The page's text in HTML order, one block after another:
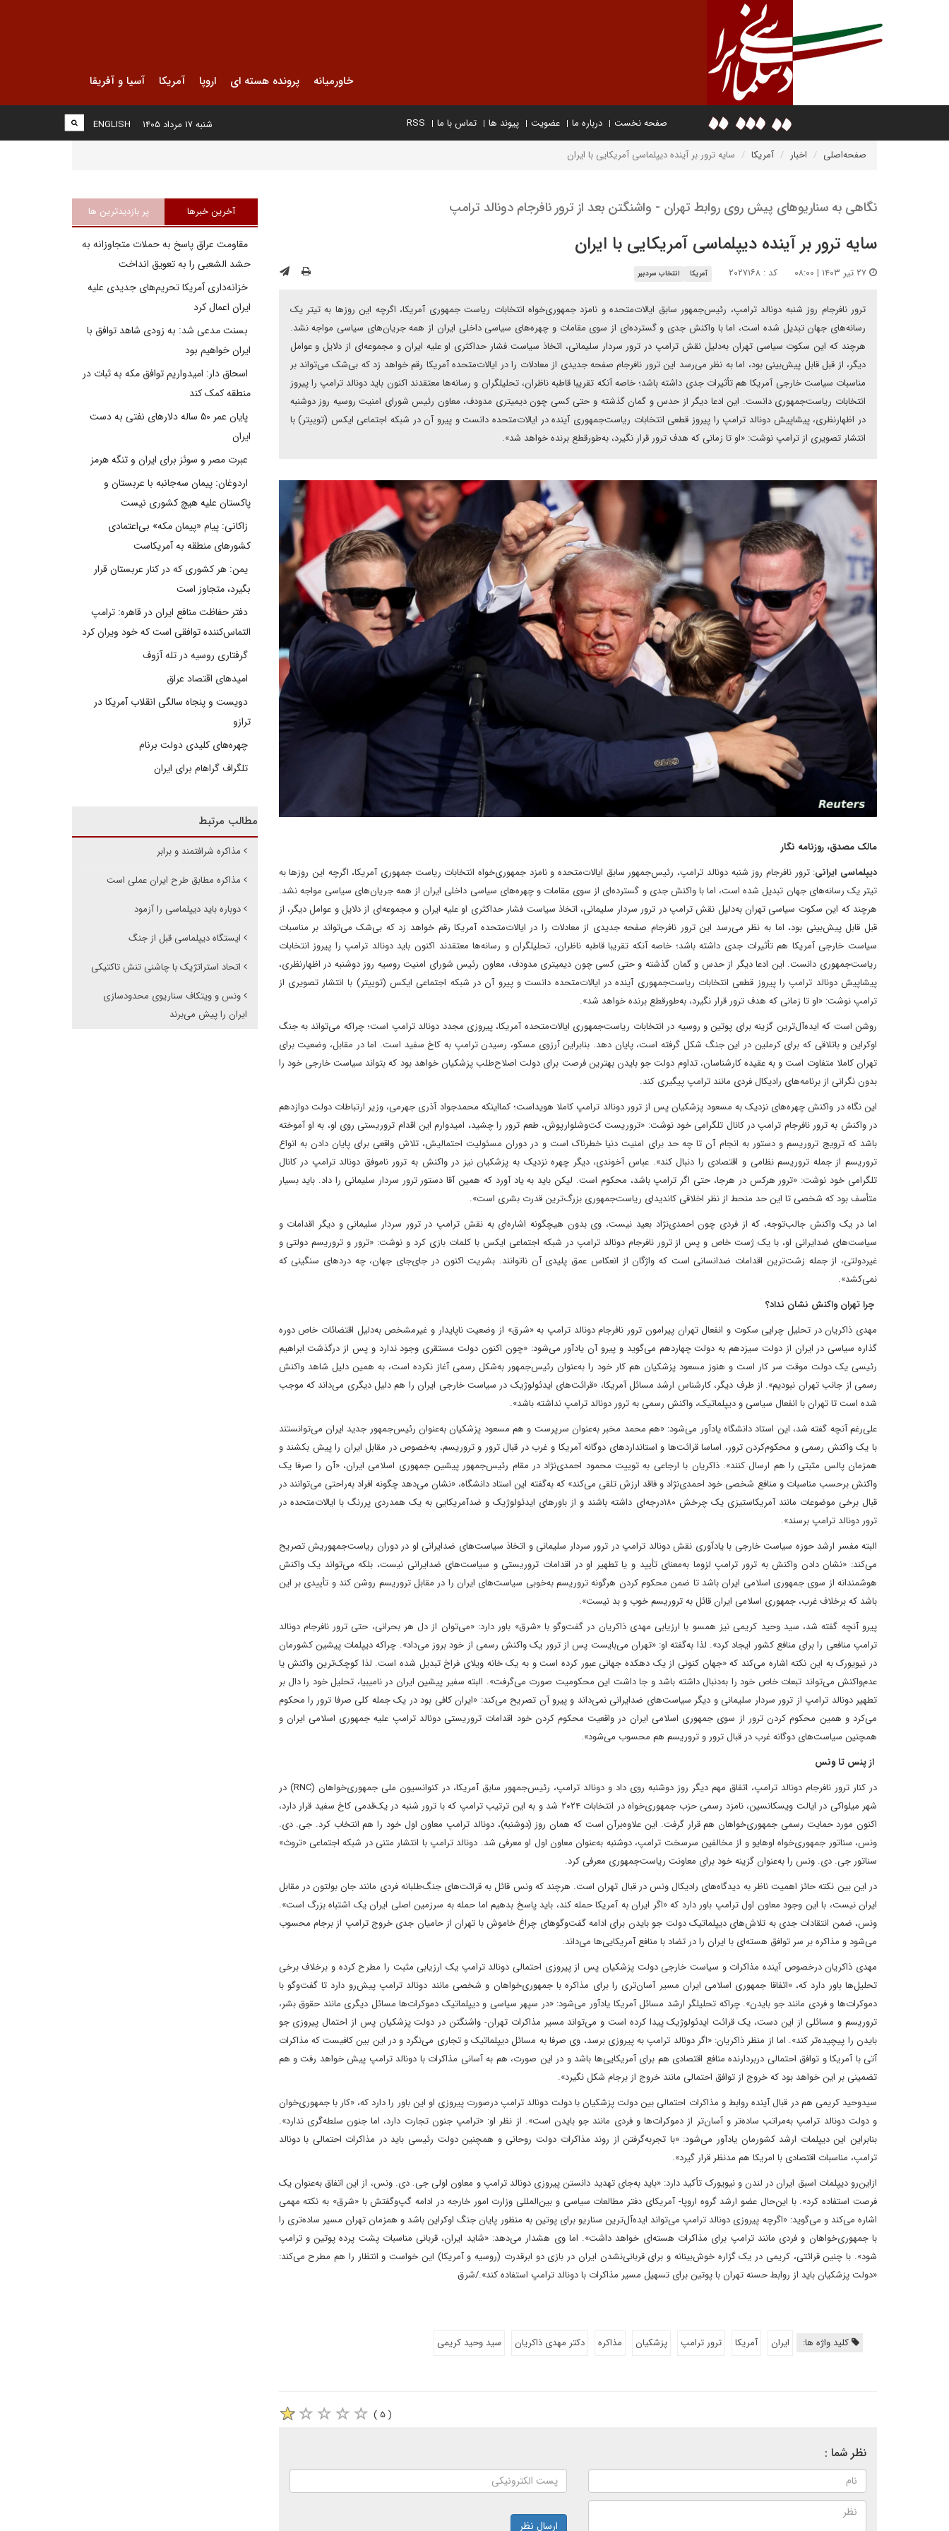
خاورمیانه پرونده هسته ای اروپا آمریکا آسیا و آفریقا
صفحه نخست درباره ما عضویت پیوند ها تماس با ما RSS
ENGLISH شنبه ۱۷ مرداد ۱۴۰۵
صفحه‌اصلی اخبار آمریکا سایه ترور بر آینده دیپلماسی آمریکایی با ایران
نگاهی به سناریوهای پیش روی روابط تهران - واشنگتن بعد از ترور نافرجام دونالد ترامپ
سایه ترور بر آینده دیپلماسی آمریکایی با ایران
کد : ۲۰۲۷۱۶۸ آمریکا انتخاب سردبیر
ترور نافرجام روز شنبه دونالد ترامپ، رئیس‌جمهور سابق ایالات‌متحده و نامزد جمهوری‌خواه انتخابات ریاست جمهوری آمریکا، اگرچه این روزها به تیتر یک
رسانه‌های جهان تبدیل شده است، اما با واکنش جدی و گسترده‌ای از سوی مقامات و چهره‌های سیاسی داخلی ایران از همه جریان‌های سیاسی مواجه نشد.
هرچند که این سکوت سیاسی تهران به‌دلیل نقش ترامپ در ترور سردار سلیمانی، اتخاذ سیاست فشار حداکثری او علیه ایران و مجموعه‌ای از دلایل و عوامل
دیگر، از قبل قابل پیش‌بینی بود، اما به نظر می‌رسد این ترور نافرجام صفحه جدیدی از معادلات را در ایالات‌متحده آمریکا رقم خواهد زد که بی‌شک می‌تواند بر
مناسبات سیاست خارجی آمریکا هم تأثیرات جدی داشته باشد؛ خاصه آنکه تقریبا قاطبه ناظران، تحلیلگران و رسانه‌ها معتقدند اکنون باید دونالد ترامپ را پیروز
انتخابات ریاست‌جمهوری دانست. این ادعا دیگر از حدس و گمان گذشته و حتی کسی چون دیمیتری مدودف، معاون رئیس شورای امنیت روسیه روز دوشنبه
در اظهارنظری، پیشاپیش دونالد ترامپ را پیروز قطعی انتخابات ریاست‌جمهوری آینده در ایالات‌متحده دانست و پیرو آن در شبکه اجتماعی ایکس (توییتر) با
انتشار تصویری از ترامپ نوشت: «او تا زمانی که هدف ترور قرار نگیرد، به‌طور‌قطع برنده خواهد شد».
مالک مصدق، روزنامه نگار
دیپلماسی ایرانی: ترور نافرجام روز شنبه دونالد ترامپ، رئیس‌جمهور سابق ایالات‌متحده و نامزد جمهوری‌خواه انتخابات ریاست جمهوری آمریکا، اگرچه این روزها به
تیتر یک رسانه‌های جهان تبدیل شده است، اما با واکنش جدی و گسترده‌ای از سوی مقامات و چهره‌های سیاسی داخلی ایران از همه جریان‌های سیاسی مواجه نشد.
هرچند که این سکوت سیاسی تهران به‌دلیل نقش ترامپ در ترور سردار سلیمانی، اتخاذ سیاست فشار حداکثری او علیه ایران و مجموعه‌ای از دلایل و عوامل دیگر، از
قبل قابل پیش‌بینی بود، اما به نظر می‌رسد این ترور نافرجام صفحه جدیدی از معادلات را در ایالات‌متحده آمریکا رقم خواهد زد که بی‌شک می‌تواند بر مناسبات
سیاست خارجی آمریکا هم تأثیرات جدی داشته باشد؛ خاصه آنکه تقریبا قاطبه ناظران، تحلیلگران و رسانه‌ها معتقدند اکنون باید دونالد ترامپ را پیروز انتخابات
ریاست‌جمهوری دانست. این ادعا دیگر از حدس و گمان گذشته و حتی کسی چون دیمیتری مدودف، معاون رئیس شورای امنیت روسیه روز دوشنبه در اظهارنظری،
پیشاپیش دونالد ترامپ را پیروز قطعی انتخابات ریاست‌جمهوری آینده در ایالات‌متحده دانست و پیرو آن در شبکه اجتماعی ایکس (توییتر) با انتشار تصویری از
ترامپ نوشت: «او تا زمانی که هدف ترور قرار نگیرد، به‌طور‌قطع برنده خواهد شد».
روشن است که ایده‌آل‌ترین گزینه برای پوتین و روسیه در انتخابات ریاست‌جمهوری ایالات‌متحده آمریکا، پیروزی مجدد دونالد ترامپ است؛ چرا‌که می‌تواند به جنگ
اوکراین و باتلاقی که برای کرملین در این جنگ شکل گرفته است، پایان دهد. بنابراین آرزوی مسکو، رسیدن ترامپ به کاخ سفید است. اما در مقابل، وضعیت برای
تهران کاملا متفاوت است و به عقیده کارشناسان، تداوم دولت جو بایدن بهترین فرصت برای دولت اصلاح‌طلب پزشکیان خواهد بود که بتواند سیاست خارجی خود را
بدون نگرانی از برنامه‌های رادیکال فردی مانند ترامپ پیگیری کند.
این نگاه در واکنش چهره‌های نزدیک به مسعود پزشکیان پس از ترور دونالد ترامپ کاملا هویداست؛ کما‌اینکه محمدجواد آذری جهرمی، وزیر ارتباطات دولت دوازدهم
در واکنش به ترور نافرجام ترامپ در کانال تلگرامی خود نوشت: «تروریست کت‌و‌شلوارپوش، طعم ترور را چشید، امیدوارم این اقدام تروریستی روی او، به او آموخته
باشد که ترویج تروریسم و دستور به انجام آن تا چه حد برای امنیت دنیا خطرناک است و در دوران مسئولیت احتمالیش، تلاش واقعی برای پایان دادن به انواع
تروریسم از جمله تروریسم نظامی و اقتصادی را دنبال کند». عباس آخوندی، دیگر چهره نزدیک به پزشکیان نیز در واکنش به ترور ناموفق دونالد ترامپ در کانال
تلگرامی خود نوشت: «ترور هرکس در هرجا، حتی اگر ترامپ باشد، محکوم است. لیکن باید به یاد آورد که همین آقا دستور ترور سردار سلیمانی را داد. باید بسیار
متأسف بود که شخصی تا این حد منحط از نظر اخلاقی کاندیدای ریاست‌جمهوری بزرگ‌ترین قدرت بشری است».
اما در یک واکنش جالب‌توجه، که از فردی چون احمدی‌نژاد بعید نیست، وی بدون هیچگونه اشاره‌ای به نقش ترامپ در ترور سردار سلیمانی و دیگر اقدامات و
سیاست‌های ضدایرانی او، با یک ژست خاص و پس از ترور نافرجام دونالد ترامپ در شبکه اجتماعی ایکس با کلمات بازی کرد و نوشت: «ترور و تروریسم دولتی و
غیردولتی، از جمله زشت‌ترین اقدامات ضد‌انسانی است که واژگان از انعکاس عمق پلیدی آن ناتوانند. بشریت اکنون در جای‌جای جهان، چه دردهای سنگینی که
نمی‌کشد».
چرا تهران واکنش نشان نداد؟
مهدی ذاکریان در تحلیل چرایی سکوت و انفعال تهران پیرامون ترور نافرجام دونالد ترامپ به «شرق» از وضعیت ناپایدار و غیرمشخص به‌دلیل اقتضائات خاص دوره
گذاره سیاسی در ایران از دولت سیزدهم به دولت چهاردهم می‌گوید و پیرو آن یادآور می‌شود: «چون اکنون دولت مستقری وجود ندارد و پس از درگذشت ابراهیم
رئیسی یک دولت موقت سر کار است و هنوز مسعود پزشکیان هم کار خود را به‌عنوان رئیس‌جمهور به‌شکل رسمی آغاز نکرده است، به همین دلیل شاهد واکنش
رسمی از جانب تهران نبودیم». از طرف دیگر، کارشناس ارشد مسائل آمریکا، «قرائت‌های ایدئولوژیک در سیاست خارجی ایران را هم دلیل دیگری می‌داند که موجب
شده است تا تهران با انفعال سیاسی و دیپلماتیک، واکنش رسمی به ترور دونالد ترامپ نداشته باشد».
علی‌رغم آنچه گفته شد، این استاد دانشگاه یادآور می‌شود: «هم محمد مخبر به‌عنوان سرپرست و هم مسعود پزشکیان به‌عنوان رئیس‌جمهور جدید ایران می‌توانستند
با یک واکنش رسمی و محکوم‌کردن ترور، اساسا قرائت‌ها و استانداردهای دوگانه آمریکا و غرب در قبال ترور و تروریسم، به‌خصوص در مقابل ایران را پیش بکشند و
همزمان پالس مثبتی را هم ارسال کنند». ذاکریان با ارجاعی به توییت محمود احمدی‌نژاد در مقام رئیس‌جمهور پیشین جمهوری اسلامی ایران، «آن را صرفا یک
واکنش برحسب مناسبات و منافع شخصی خود احمدی‌نژاد و فاقد ارزش تلقی می‌کند» که به‌گفته این استاد دانشگاه، «نشان می‌دهد چگونه افراد به‌راحتی می‌توانند در
قبال برخی موضوعات مانند آمریکاستیزی یک چرخش ۱۸۰‌درجه‌ای داشته باشند و از باورهای ایدئولوژیک و ضدآمریکایی به یک همدردی پررنگ با ایالات‌متحده در
ترور دونالد ترامپ برسند».
البته مفسر ارشد حوزه سیاست خارجی با یادآوری نقش دونالد ترامپ در ترور سردار سلیمانی و اتخاذ سیاست‌های ضدایرانی او در دوران ریاست‌جمهوریش تصریح
می‌کند: «نشان دادن واکنش به ترور ترامپ لزوما به‌معنای تأیید و یا تطهیر او در اقدامات تروریستی و سیاست‌های ضدایرانی نیست، بلکه می‌تواند یک واکنش
هوشمندانه از سوی جمهوری اسلامی ایران باشد تا ضمن محکوم کردن هرگونه تروریسم به‌خوبی سیاست‌های ایران را در مقابل تروریسم روشن کند و تأییدی بر این
باشد که برخلاف غرب، جمهوری اسلامی ایران قائل به تروریسم خوب و بد نیست».
پیرو آنچه گفته شد، سید وحید کریمی نیز همسو با ارزیابی مهدی ذاکریان در گفت‌وگو با «شرق» باور دارد: «می‌توان از دل هر بحرانی، حتی ترور نافرجام دونالد
ترامپ منافعی را برای منافع کشور ایجاد کرد». لذا به‌گفته او: «تهران می‌بایست پس از ترور یک واکنش رسمی از خود بروز می‌داد». چراکه دیپلمات پیشین کشورمان
در نیویورک به این نکته اشاره می‌کند که «جهان کنونی از یک دهکده جهانی عبور کرده است و به یک خانه ویلای فراخ تبدیل شده است. لذا کوچک‌ترین واکنش یا
عدم‌واکنش می‌تواند تبعات خاص خود را به‌دنبال داشته باشد و جا داشت این محکومیت صورت می‌گرفت». البته سفیر پیشین ایران در نامیبیا، تحلیل خود را دال بر
تطهیر دونالد ترامپ از ترور سردار سلیمانی و دیگر سیاست‌های ضدایرانی نمی‌داند و پیرو آن تصریح می‌کند: «ایران کافی بود در یک جمله کلی صرفا ترور را محکوم
می‌کرد و همین محکوم کردن ترور از سوی جمهوری اسلامی ایران در واقعیت محکوم‌ کردن خود اقدامات تروریستی دونالد ترامپ علیه جمهوری اسلامی ایران و
همچنین سیاست‌های دوگانه غرب در قبال ترور و تروریسم هم محسوب می‌شود».
از پنس تا ونس
در کنار ترور نافرجام دونالد ترامپ، اتفاق مهم‌ دیگر روز دوشنبه روی داد و دونالد ترامپ، رئیس‌جمهور سابق آمریکا، در کنوانسیون ملی جمهوری‌خواهان (RNC) در
شهر میلواکی در ایالت ویسکانسین، نامزد رسمی حزب جمهوری‌خواه در انتخابات ۲۰۲۴ شد و به این ترتیب ترامپ که با ترور شنبه در یک‌قدمی کاخ سفید قرار دارد،
اکنون مورد حمایت رسمی جمهوری‌خواهان هم قرار گرفت. این‌ علاوه‌بر‌آن است که همان روز (دوشنبه)، دونالد ترامپ معاون اول خود را هم انتخاب کرد. جی. دی.
ونس، سناتور جمهوری‌خواه اوهایو و از مخالفین سرسخت ترامپ، دوشنبه به‌عنوان معاون اول او معرفی شد. دونالد ترامپ با انتشار متنی در شبکه اجتماعی «تروث»
سناتور جی. دی. ونس را به‌عنوان گزینه خود برای معاونت ریاست‌جمهوری معرفی کرد.
در این بین نکته حائز اهمیت ناظر به دیدگاه‌های رادیکال ونس در قبال تهران است. هرچند که ونس قائل به قرائت‌های جنگ‌طلبانه فردی مانند جان بولتون در مقابل
ایران نیست، با این وجود معاون اول ترامپ باور دارد که‌ «اگر ایران به آمریکا حمله کند، باید پاسخ بدهیم اما حمله به سرزمین اصلی ایران یک اشتباه بزرگ است».
ونس، ضمن انتقادات جدی به تلاش‌های دیپلماتیک دولت جو بایدن برای ادامه گفت‌وگوهای چراغ خاموش با تهران از حامیان جدی خروج ترامپ از برجام محسوب
می‌شود و مذاکره بر سر توافق هسته‌ای با ایران را در تضاد با منافع آمریکایی‌ها می‌داند.
مهدی ذاکریان درخصوص آینده مذاکرات و سیاست خارجی دولت پزشکیان پس از پیروزی احتمالی دونالد ترامپ یک ارزیابی مثبت را مطرح کرده و بر‌خلاف برخی
تحلیل‌ها باور دارد که، «اتفاقا جمهوری اسلامی ایران مسیر آسان‌تری را برای مذاکره با جمهوری‌خواهان و شخصی مانند دونالد ترامپ پیش‌رو دارد تا گفت‌وگو با
دموکرات‌ها و فردی مانند جو بایدن». چرا‌که تحلیلگر ارشد مسائل آمریکا یادآور می‌شود: «در سپهر سیاسی و دیپلماتیک دموکرات‌ها مسائل دیگری مانند حقوق بشر،
تروریسم و مسائلی از این دست، یک قرائت ایدئولوژیک پیدا کرده است و می‌تواند مسیر مذاکرات تهران‌-‌ واشنگتن در دولت پزشکیان پس از احتمال پیروزی جو
بایدن را پیچیده‌تر کند». اما از منظر ذاکریان: «اگر دونالد ترامپ به پیروزی برسد، وی صرفا به مسائل دیپلماتیک و تجاری می‌نگرد و در این بین کافیست که مذاکرات
آتی با آمریکا و توافق احتمالی دربردارنده منافع اقتصادی هم برای آمریکایی‌ها باشد و در این صورت، هم به آسانی مذاکرات با دونالد ترامپ پیش خواهد رفت و هم
تضمینی بر این خواهد بود که خروج از توافق احتمالی مانند خروج از برجام شکل نگیرد».
سیدوحید کریمی هم در قبال آینده روابط و مذاکرات احتمالی بین دولت پزشکیان با دولت دونالد ترامپ در‌صورت پیروزی او این باور را دارد که، «کار با جمهوری‌خوان
و دولت دونالد ترامپ به‌مراتب ساده‌تر و آسان‌تر از دموکرات‌ها و فردی مانند جو بایدن است». از نظر او: «ترامپ جنون تجارت دارد، اما جنون سلطه‌گری ندارد».
بنابراین این دیپلمات ارشد کشورمان یادآور می‌شود: «با تجربه‌گرفتن از روند مذاکرات دولت روحانی و همچنین دولت رئیسی باید در مذاکرات احتمالی با دونالد
ترامپ، مناسبات اقتصادی با امریکا هم مدنظر قرار گیرد».
از‌این‌رو دیپلمات اسبق ایران در لندن و نیویورک تأکید دارد: «باید به‌جای تهدید دانستن پیروزی دونالد ترامپ و معاون اولی جی. دی. ونس، از این اتفاق به‌عنوان یک
فرصت استفاده کرد». با این‌حال عضو ارشد گروه اروپا- آمریکای دفتر مطالعات سیاسی و بین‌المللی وزارت امور خارجه در ادامه گپ‌وگفتش با «شرق» به نکته مهمی
اشاره می‌کند و می‌گوید: «اگرچه پیروزی دونالد ترامپ می‌تواند ایده‌آل‌ترین سناریو برای پوتین به منظور پایان جنگ اوکراین باشد و همزمان تهران مسیر ساده‌تری را
با جمهوری‌خواهان و فردی مانند ترامپ برای مذاکرات هسته‌ای خواهد داشت». اما وی هشدار می‌دهد: «شاید ایران، قربانی مناسبات پشت پرده پوتین و ترامپ
شود». با چنین قرائتی، کریمی در یک گزاره خوش‌بینانه و برای قربانی‌نشدن ایران در بازی دو ابرقدرت (روسیه و آمریکا) این خواست و انتظار را هم مطرح می‌کند:
«دولت پزشکیان باید از روابط حسنه تهران با پوتین برای تسهیل مسیر مذاکرات با دونالد ترامپ استفاده کند»./شرق
کلید واژه ها: ایران آمریکا ترور ترامپ پزشکیان مذاکره دکتر مهدی ذاکریان سید وحید کریمی
( ۵ )
نظر شما :
ارسال نظر
آخرین خبرها پر بازدیدترین ها
مقاومت عراق پاسخ به حملات متجاوزانه به
حشد الشعبی را به تعویق انداخت
خزانه‌داری آمریکا تحریم‌های جدیدی علیه
ایران اعمال کرد
بسنت مدعی شد: به زودی شاهد توافق با
ایران خواهیم بود
اسحاق دار: امیدواریم توافق مکه به ثبات در
منطقه کمک کند
پایان عمر ۵۰ ساله دلارهای نفتی به دست
ایران
عبرت مصر و سوئز برای ایران و تنگه هرمز
اردوغان: پیمان سه‌جانبه با عربستان و
پاکستان علیه هیچ کشوری نیست
زاکانی: پیام «پیمان مکه» بی‌اعتمادی
کشورهای منطقه به آمریکاست
یمن: هر کشوری که در کنار عربستان قرار
بگیرد، متجاوز است
دفتر حفاظت منافع ایران در قاهره: ترامپ
التماس‌کننده توافقی است که خود ویران کرد
گرفتاری روسیه در تله آزوف
امیدهای اقتصاد عراق
دویست و پنجاه سالگی انقلاب آمریکا در
ترازو
چهره‌های کلیدی دولت برنام
تلگراف گراهام برای ایران
مطالب مرتبط
مذاکره شرافتمند و برابر
مذاکره مطابق طرح ایران عملی است
دوباره باید دیپلماسی را آزمود
ایستگاه دیپلماسی قبل از جنگ
اتحاد استراتژیک با چاشنی تنش تاکتیکی
ونس و ویتکاف سناریوی محدودسازی
ایران را پیش می‌برند